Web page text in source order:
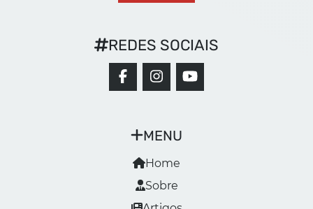
MENU
Home
Sobre
REDES SOCIAIS